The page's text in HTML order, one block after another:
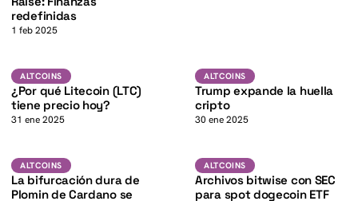
redefinidas
1 feb 2025
ALTCOINS LTC
K
ALTCOINS
¿Por qué Litecoin (LTC)
tiene precio hoy?
31 ene 2025
Altcoins
ALTCOINS
Trump expande la huella
cripto
30 ene 2025
ALTCOINS ADA
K
ALTCOINS
La bifurcación dura de
Plomin de Cardano se
ALTCOINS DOGE
ALTCOINS
Archivos bitwise con SEC
para spot dogecoin ETF